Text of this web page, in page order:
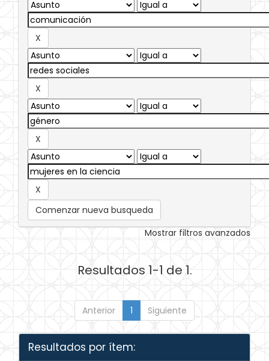
Comenzar nueva busqueda
Mostrar filtros avanzados
Resultados 1-1 de 1.
Anterior 1 Siguiente
Resultados por ítem: